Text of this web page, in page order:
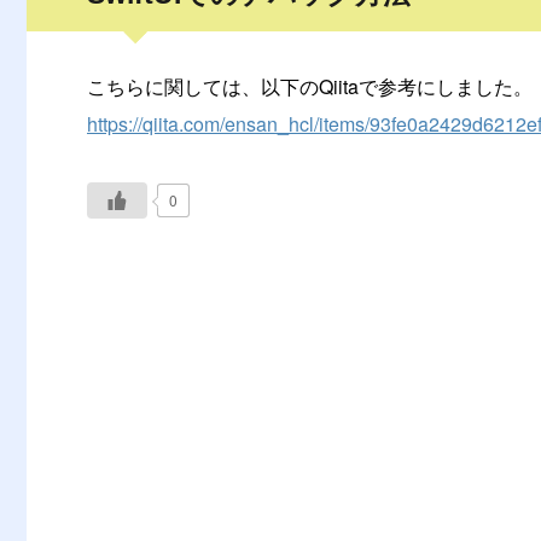
こちらに関しては、以下のQiitaで参考にしました。
https://qiita.com/ensan_hcl/items/
0